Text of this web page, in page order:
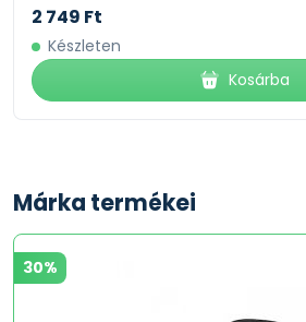
2 749 Ft
Készleten
Kosárba
Márka termékei
30%